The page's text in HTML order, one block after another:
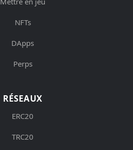
NFTs
DApps
Perps
RÉSEAUX
ERC20
TRC20